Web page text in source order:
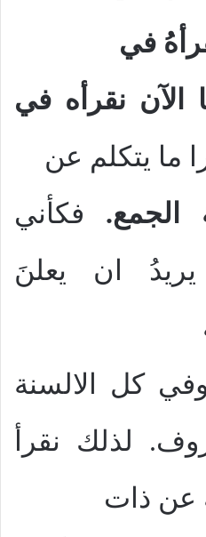
في
الآن نقرأه في
ما يتكلم عن
فكأني
يريدُ ان يعلنَ
كل الالسنة
لذلك نقرأ
عن ذات